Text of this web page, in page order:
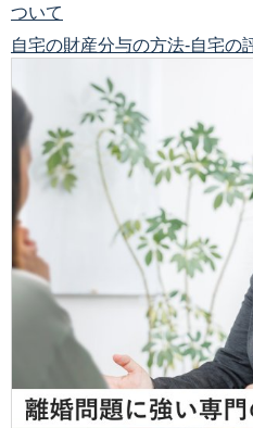
ついて
自宅の財産分与の方法‐自宅の